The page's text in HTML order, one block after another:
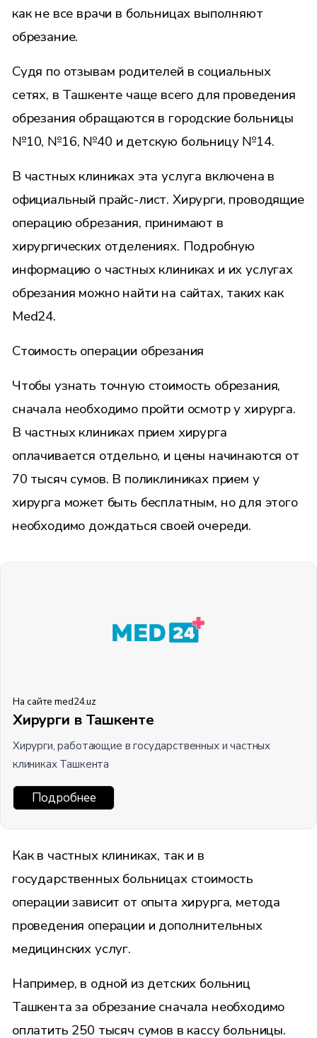
как не все врачи в больницах выполняют
обрезание.
Судя по отзывам родителей в социальных
сетях, в Ташкенте чаще всего для проведения
обрезания обращаются в городские больницы
№10, №16, №40 и детскую больницу №14.
В частных клиниках эта услуга включена в
официальный прайс-лист. Хирурги, проводящие
операцию обрезания, принимают в
хирургических отделениях. Подробную
информацию о частных клиниках и их услугах
обрезания можно найти на сайтах, таких как
Med24.
Стоимость операции обрезания
Чтобы узнать точную стоимость обрезания,
сначала необходимо пройти осмотр у хирурга.
В частных клиниках прием хирурга
оплачивается отдельно, и цены начинаются от
70 тысяч сумов. В поликлиниках прием у
хирурга может быть бесплатным, но для этого
необходимо дождаться своей очереди.
На сайте med24.uz
Хирурги в Ташкенте
Хирурги, работающие в государственных и частных
клиниках Ташкента
Подробнее
Как в частных клиниках, так и в
государственных больницах стоимость
операции зависит от опыта хирурга, метода
проведения операции и дополнительных
медицинских услуг.
Например, в одной из детских больниц
Ташкента за обрезание сначала необходимо
оплатить 250 тысяч сумов в кассу больницы.